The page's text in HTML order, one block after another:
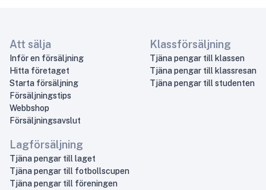
Att sälja
Inför en försäljning
Hitta företaget
Starta försäljning
Försäljningstips
Webbshop
Försäljningsavslut
Klassförsäljning
Tjäna pengar till klassen
Tjäna pengar till klassresan
Tjäna pengar till studenten
Lagförsäljning
Tjäna pengar till laget
Tjäna pengar till fotbollscupen
Tjäna pengar till föreningen